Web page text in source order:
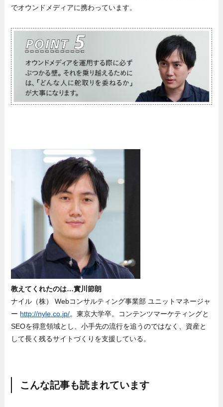
でオウンドメディアに携わっています。
教えてくれたのは…實川節朗
ナイル（株） Webコンサルティング事業部 ユニットマネージャ
ー http://nyle.co.jp/。東京大学卒。コンテンツマーケティングと
SEOを得意領域とし、小手先の流行を追うのではなく、資産と
して長く残るサイトづくりを支援している。
こんな記事も読まれています